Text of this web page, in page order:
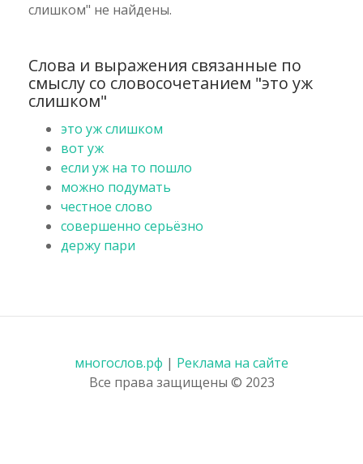
слишком" не найдены.
Слова и выражения связанные по
смыслу со словосочетанием "это уж
слишком"
это уж слишком
вот уж
если уж на то пошло
можно подумать
честное слово
совершенно серьёзно
держу пари
многослов.рф | Реклама на сайте
Все права защищены © 2023